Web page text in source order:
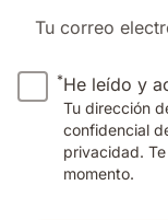
Tu correo
*He leído y
Tu dirección
confidencial
privacidad.
momento.